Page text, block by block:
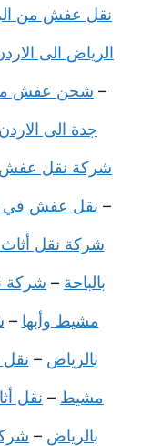
نقل عفش من
الرياض الى
– شحن عفش من
جدة الى الاردن
شركة نقل عفش
– نقل عفش في
شركة نقل
بالباحة– شركة
مشيط وأبها–
بالرياض–
مشيط– نقل
بالرياض –